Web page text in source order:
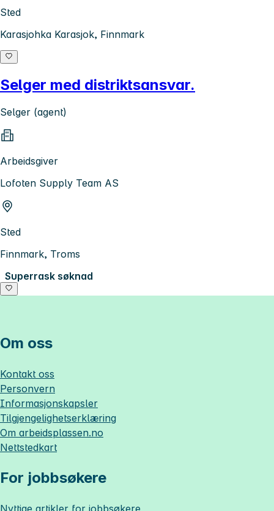
Sted
Karasjohka Karasjok, Finnmark
Selger med distriktsansvar.
Selger (agent)
Arbeidsgiver
Lofoten Supply Team AS
Sted
Finnmark, Troms
Superrask søknad
Om oss
Kontakt oss
Personvern
Informasjonskapsler
Tilgjengelighetserklæring
Om arbeidsplassen.no
Nettstedkart
For jobbsøkere
Nyttige artikler for jobbsøkere